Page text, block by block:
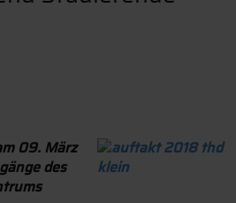
09. März
des